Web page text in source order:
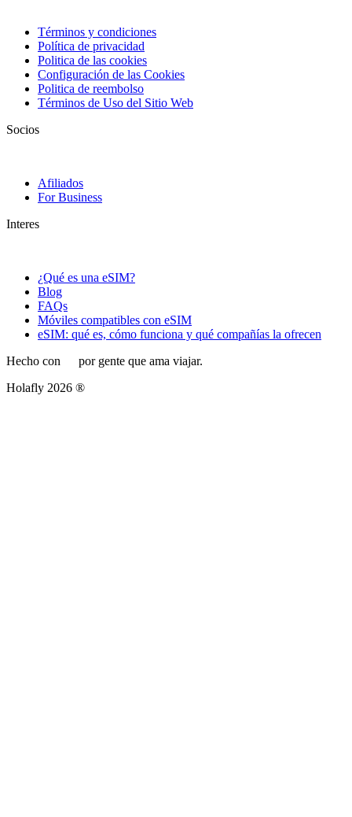
Términos y condiciones
Política de privacidad
Politica de las cookies
Configuración de las Cookies
Politica de reembolso
Términos de Uso del Sitio Web
Socios
Afiliados
For Business
Interes
¿Qué es una eSIM?
Blog
FAQs
Móviles compatibles con eSIM
eSIM: qué es, cómo funciona y qué compañías la ofrecen
Hecho con
por gente que ama viajar.
Holafly 2026 ®